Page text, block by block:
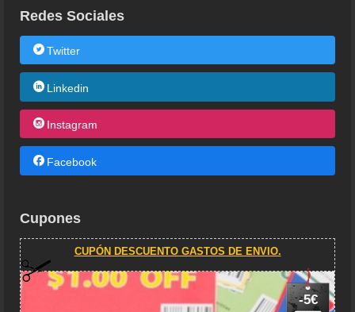
Redes Sociales
Twitter
Linkedin
Instagram
Facebook
Cupones
CUPÓN DESCUENTO GASTOS DE ENVIO.
-5€